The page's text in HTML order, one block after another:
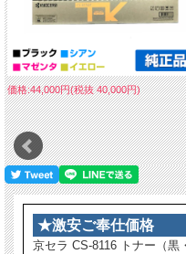
価格:44,000円(税抜 40,000円)
★激安ご奉仕価格
京セラ CS-8116 トナー（黒